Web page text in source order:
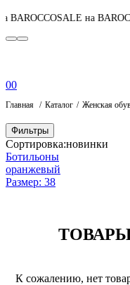
BAROCCOSALE на
00
Главная Каталог Женская
Фильтры
Сортировка:новинки
Ботильоны
оранжевый
Размер: 38
К сожалению, нет